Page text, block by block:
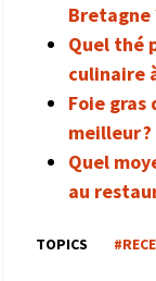
Bretagne
Quel thé
culinaire
Foie gras
meilleur ?
Quel
au
TOPICS